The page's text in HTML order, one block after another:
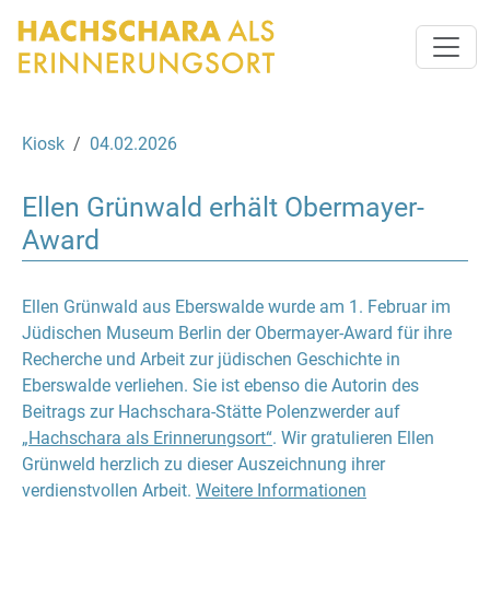
Kiosk 04.02.2026
Ellen Grünwald erhält Obermayer-
Award
Ellen Grünwald aus Eberswalde wurde am 1. Februar im
Jüdischen Museum Berlin der Obermayer-Award für ihre
Recherche und Arbeit zur jüdischen Geschichte in
Eberswalde verliehen. Sie ist ebenso die Autorin des
Beitrags zur Hachschara-Stätte Polenzwerder auf
„Hachschara als Erinnerungsort“. Wir gratulieren Ellen
Grünweld herzlich zu dieser Auszeichnung ihrer
verdienstvollen Arbeit. Weitere Informationen